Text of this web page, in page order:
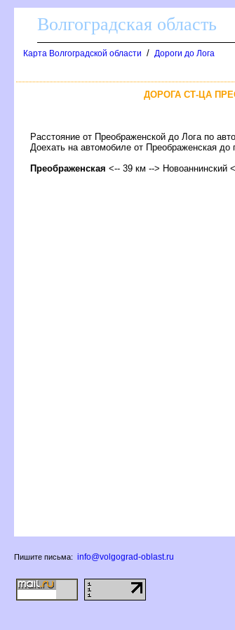
олгоградская область
Карта Волгоградской области / Дороги до Лога
ДОРОГА СТ-ЦА
Расстояние от Преображенской до Лога по
Доехать на автомобиле от Преображенская
Преображенская <-- 39 км -->
Пишите письма: info@volgograd-oblast.ru